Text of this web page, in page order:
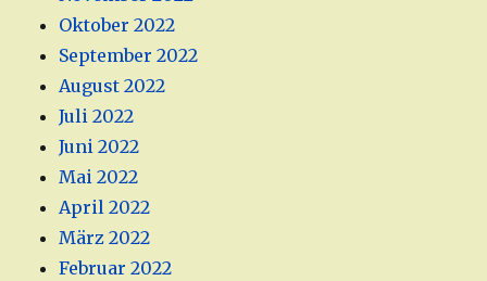
Oktober 2022
September 2022
August 2022
Juli 2022
Juni 2022
Mai 2022
April 2022
März 2022
Februar 2022